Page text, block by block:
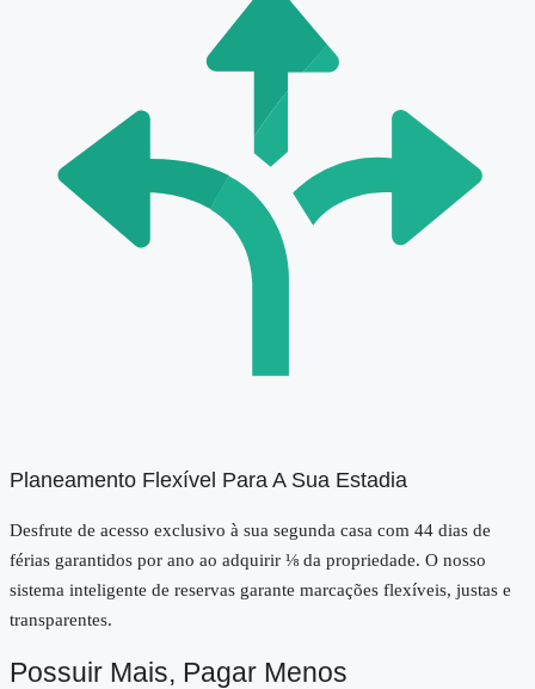
Planeamento Flexível Para A Sua Estadia
Desfrute de acesso exclusivo à sua segunda casa com 44 dias de
férias garantidos por ano ao adquirir ⅛ da propriedade. O nosso
sistema inteligente de reservas garante marcações flexíveis, justas e
transparentes.
Possuir Mais, Pagar Menos